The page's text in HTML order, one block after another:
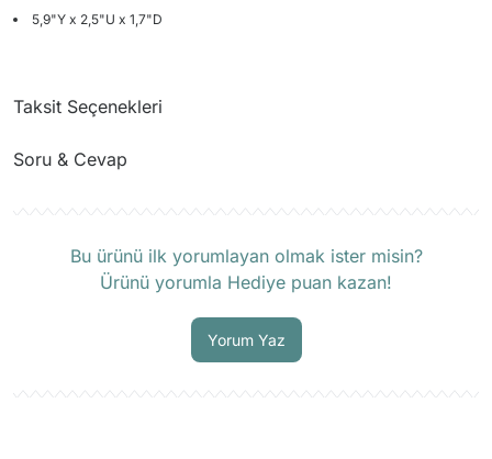
5,9"Y x 2,5"U x 1,7"D
Taksit Seçenekleri
Soru & Cevap
Bu ürünü ilk yorumlayan olmak ister misin?
Ürünü yorumla Hediye puan kazan!
Yorum Yaz